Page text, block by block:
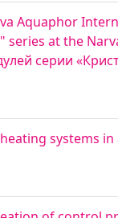
Aquaphor
at the
серии
systems